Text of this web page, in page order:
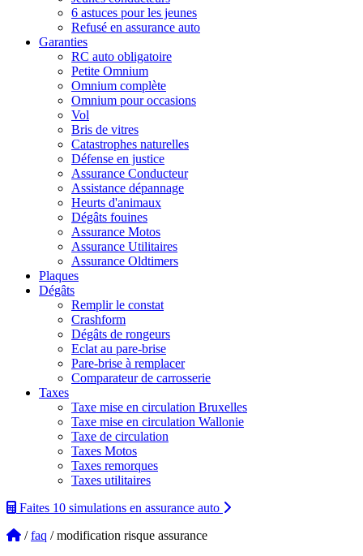
6 astuces pour les jeunes
Refusé en assurance auto
Garanties
RC auto obligatoire
Petite Omnium
Omnium complète
Omnium pour occasions
Vol
Bris de vitres
Catastrophes naturelles
Défense en justice
Assurance Conducteur
Assistance dépannage
Heurts d'animaux
Dégâts fouines
Assurance Motos
Assurance Utilitaires
Assurance Oldtimers
Plaques
Dégâts
Remplir le constat
Crashform
Dégâts de rongeurs
Eclat au pare-brise
Pare-brise à remplacer
Comparateur de carrosserie
Taxes
Taxe mise en circulation Bruxelles
Taxe mise en circulation Wallonie
Taxe de circulation
Taxes Motos
Taxes remorques
Taxes utilitaires
Faites 10 simulations en assurance auto
/faq / modification risque assurance